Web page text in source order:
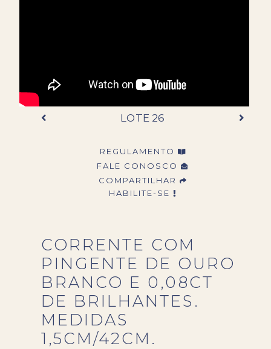
LOTE 26
REGULAMENTO
FALE CONOSCO
COMPARTILHAR
HABILITE-SE
CORRENTE COM
PINGENTE DE OURO
BRANCO E 0,08CT
DE BRILHANTES.
MEDIDAS
1,5CM/42CM.